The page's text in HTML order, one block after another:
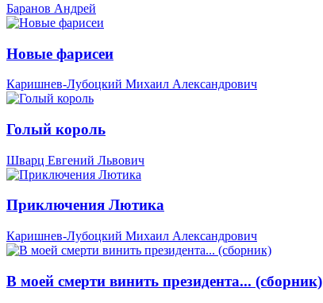
Баранов Андрей
Новые фарисеи
Каришнев-Лубоцкий Михаил Александрович
Голый король
Шварц Евгений Львович
Приключения Лютика
Каришнев-Лубоцкий Михаил Александрович
В моей смерти винить президента... (сборник)